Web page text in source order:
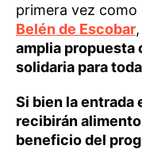
primera vez como
Belén de Escobar
amplia propuesta
solidaria para
Si bien la entrada
recibirán
beneficio del